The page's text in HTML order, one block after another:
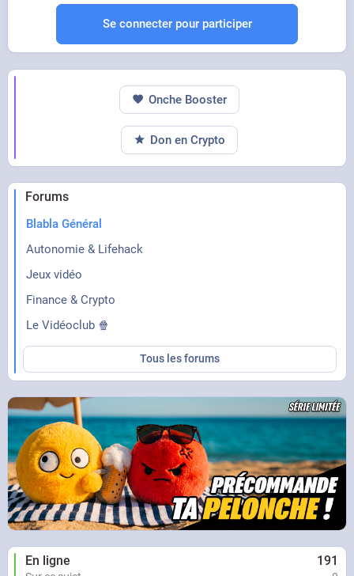
Se connecter pour participer
Forums
Blabla Général
Autonomie & Lifehack
Jeux vidéo
Finance & Crypto
Le Vidéoclub 🍿
Tous les forums
En ligne 191
Onche Booster
Don en Crypto